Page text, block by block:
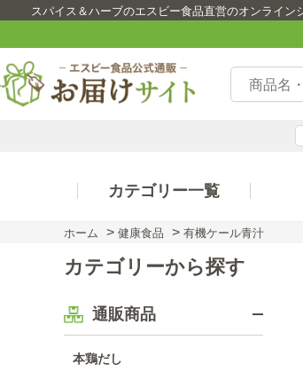
スパイス＆ハーブのエスビー食品直営のオンライン
カテゴリー一覧
ホーム > 健康食品 > 有機ケール青汁
カテゴリーから探す
通販商品
本鶏だし